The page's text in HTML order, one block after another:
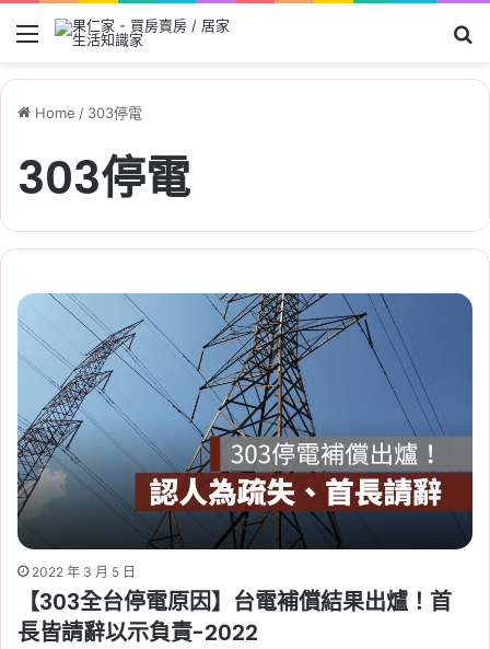
Menu
Home / 303停電
303停電
2022 年 3 月 5 日
【303全台停電原因】台電補償結果出爐！首
長皆請辭以示負責-2022